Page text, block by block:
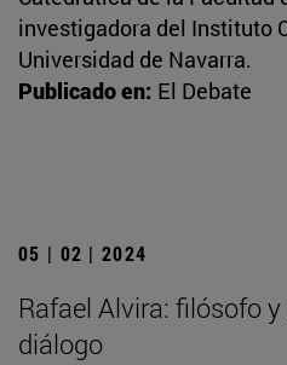
investigadora del Instituto
Universidad de Navarra.
Publicado en: El Debate
05 | 02 | 2024
Rafael Alvira: filósofo
diálogo